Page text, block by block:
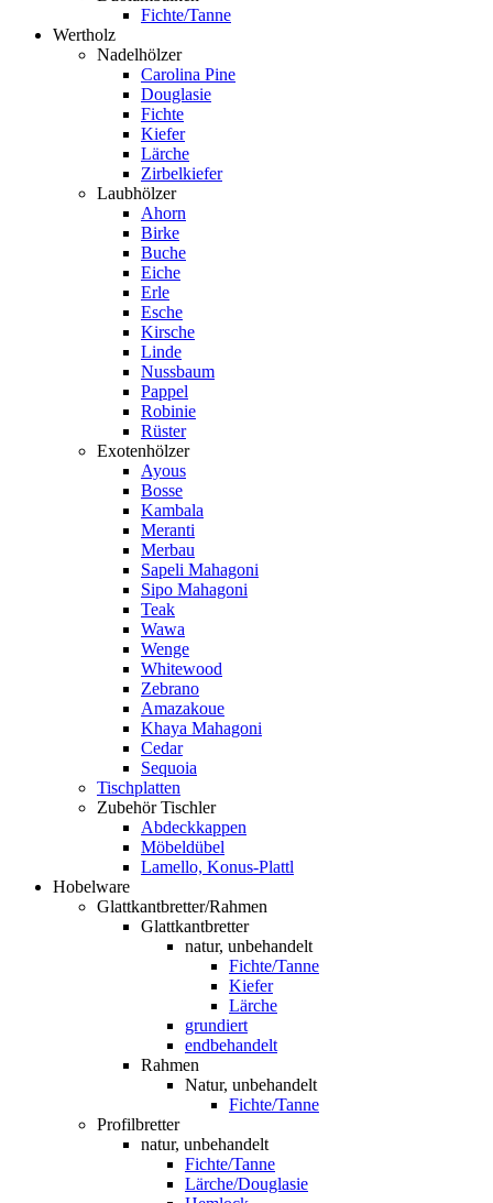
Fichte/Tanne
Wertholz
Nadelhölzer
Carolina Pine
Douglasie
Fichte
Kiefer
Lärche
Zirbelkiefer
Laubhölzer
Ahorn
Birke
Buche
Eiche
Erle
Esche
Kirsche
Linde
Nussbaum
Pappel
Robinie
Rüster
Exotenhölzer
Ayous
Bosse
Kambala
Meranti
Merbau
Sapeli Mahagoni
Sipo Mahagoni
Teak
Wawa
Wenge
Whitewood
Zebrano
Amazakoue
Khaya Mahagoni
Cedar
Sequoia
Tischplatten
Zubehör Tischler
Abdeckkappen
Möbeldübel
Lamello, Konus-Plattl
Hobelware
Glattkantbretter/Rahmen
Glattkantbretter
natur, unbehandelt
Fichte/Tanne
Kiefer
Lärche
grundiert
endbehandelt
Rahmen
Natur, unbehandelt
Fichte/Tanne
Profilbretter
natur, unbehandelt
Fichte/Tanne
Lärche/Douglasie